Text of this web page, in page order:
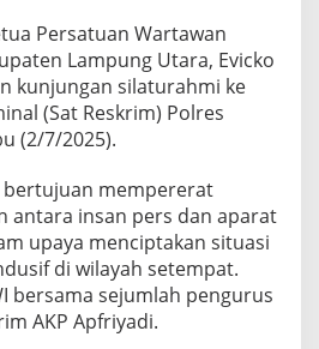
R
e
s
k
r
i
m
o
l
r
s
L
a
Persatuan Wartawan
Lampung Utara, Evicko
kunjungan silaturahmi ke
(Sat Reskrim) Polres
(2/7/2025).
mempererat
antara insan pers dan aparat
upaya menciptakan situasi
di wilayah setempat.
bersama sejumlah pengurus
AKP Apfriyadi.